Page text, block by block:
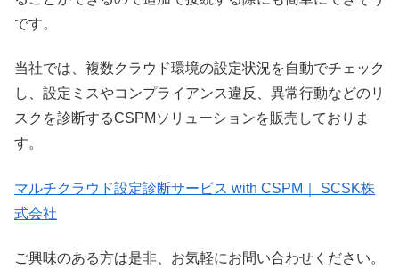
です。
当社では、複数クラウド環境の設定状況を自動でチェック
し、設定ミスやコンプライアンス違反、異常行動などのリ
スクを診断するCSPMソリューションを販売しておりま
す。
マルチクラウド設定診断サービス with CSPM｜ SCSK株
式会社
ご興味のある方は是非、お気軽にお問い合わせください。